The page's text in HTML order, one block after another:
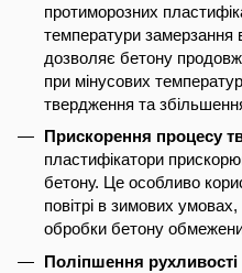
протиморозних
температури замерзання
дозволяє бетону
при мінусових
твердження та
Прискорення процесу
пластифікатори
бетону. Це особливо
повітрі в зимових
обробки бетону
Поліпшення рухливості